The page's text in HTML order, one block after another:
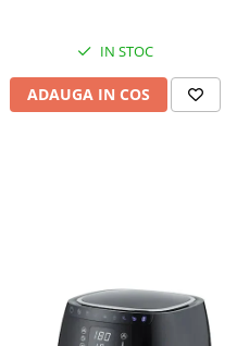
IN STOC
ADAUGA IN COS